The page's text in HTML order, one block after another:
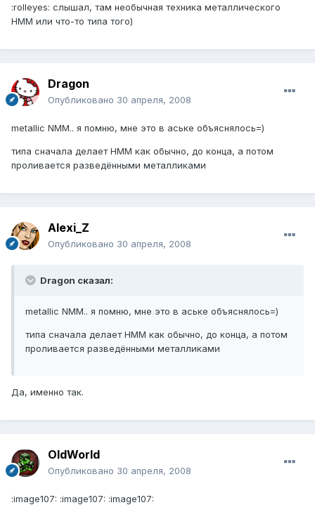
:rolleyes: слышал, там необычная техника металлического
НММ или что-то типа того)
Dragon
Опубликовано 30 апреля, 2008
metallic NMM.. я помню, мне это в аське объяснялось=)
типа сначала делает НММ как обычно, до конца, а потом
проливается разведёнными металликами
Alexi_Z
Опубликовано 30 апреля, 2008
Dragon сказал:
metallic NMM.. я помню, мне это в аське объяснялось=)
типа сначала делает НММ как обычно, до конца, а потом
проливается разведёнными металликами
Да, именно так.
OldWorld
Опубликовано 30 апреля, 2008
:image107: :image107: :image107: